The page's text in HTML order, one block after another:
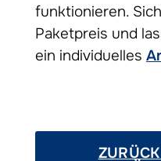
funktionieren.
Paketpreis und
ein individuelles